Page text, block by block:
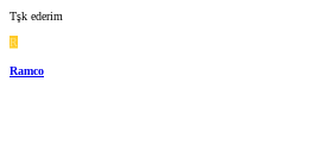
Tşk ederim
R
Ramco